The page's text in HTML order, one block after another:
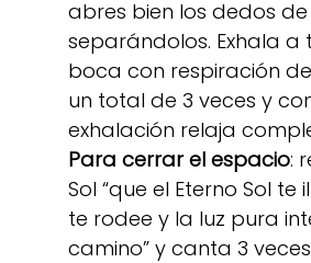
abres bien los dedos
separándolos. Exhala a
boca con respiración
un total de 3 veces y
exhalación relaja
Para cerrar el espacio:
Sol “que el Eterno Sol te
te rodee y la luz pura
camino” y canta 3